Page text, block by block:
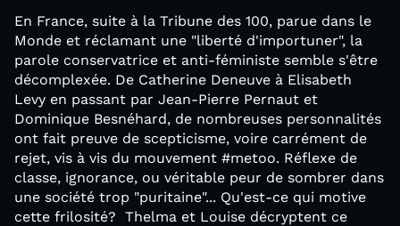
En France, suite à la Tribune des 100, parue dans le
Monde et réclamant une "liberté d'importuner", la
parole conservatrice et anti-féministe semble s'être
décomplexée. De Catherine Deneuve à Elisabeth
Levy en passant par Jean-Pierre Pernaut et
Dominique Besnéhard, de nombreuses personnalités
ont fait preuve de scepticisme, voire carrément de
rejet, vis à vis du mouvement #metoo. Réflexe de
classe, ignorance, ou véritable peur de sombrer dans
une société trop "puritaine"... Qu'est-ce qui motive
cette frilosité? Thelma et Louise décryptent ce